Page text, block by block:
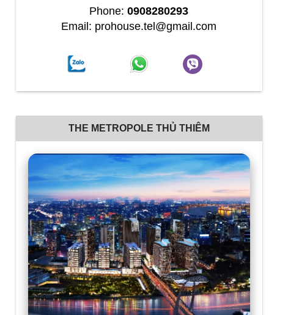
Phone:0908280293
Email: prohouse.tel@gmail.com
THE METROPOLE THỦ THIÊM